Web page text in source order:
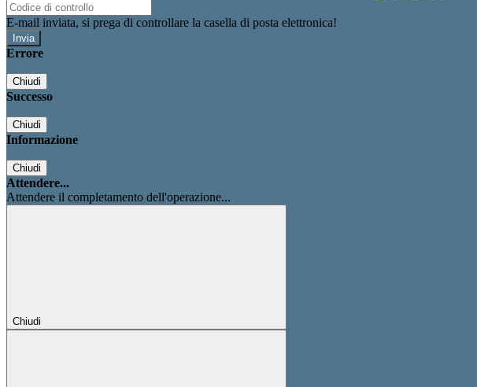
E-mail inviata, si prega di controllare la casella di posta elettronica!
Errore
Chiudi
Successo
Chiudi
Informazione
Chiudi
Attendere...
Attendere il completamento dell'operazione...
Chiudi